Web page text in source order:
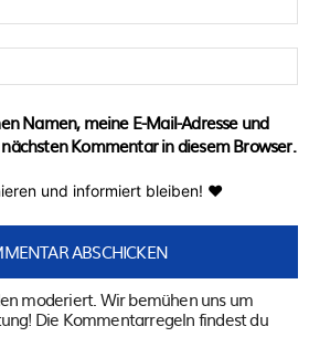
Namen, meine E-Mail-Adresse und
Kommentar in diesem Browser.
und informiert bleiben! ♥
moderiert. Wir bemühen uns um
Die Kommentarregeln findest du